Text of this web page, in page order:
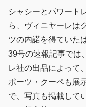
シャシーとパワート
ら、ヴィニヤーレは
ツの内諾を得ていた
39号の速報記事では
レ社の出品によって
ポーツ・クーペも展
で、写真も掲載して